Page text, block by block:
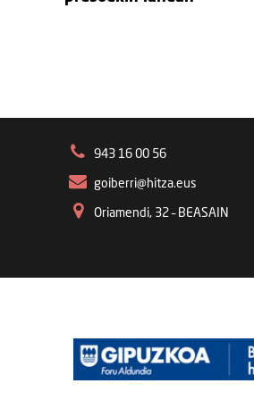
943 16 00 56
goiberri@hitza.eus
Oriamendi, 32 – BEASAIN